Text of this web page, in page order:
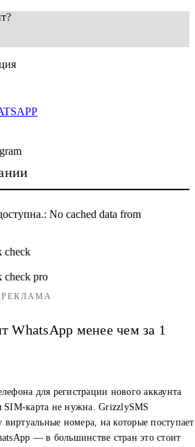
No cached data from
check
check pro
WhatsApp менее чем за 1
для регистрации нового аккаунта
SIM-карта не нужна. GrizzlySMS
виртуальные номера, на которые поступает
— в большинстве стран это стоит